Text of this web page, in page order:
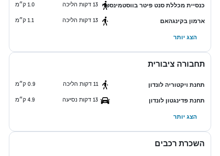
כנסיית מכללת סנט פיטר בווסטמינסטר 13 דקות הליכה 1.0 ק״מ
ארמון בקינגהאם 13 דקות הליכה 1.1 ק״מ
הצג יותר
תחבורה ציבורית
תחנת ויקטוריה לונדון 11 דקות הליכה 0.9 ק״מ
תחנת פדינגטון לונדון 13 דקות נסיעה 4.9 ק״מ
הצג יותר
השכרת רכבים